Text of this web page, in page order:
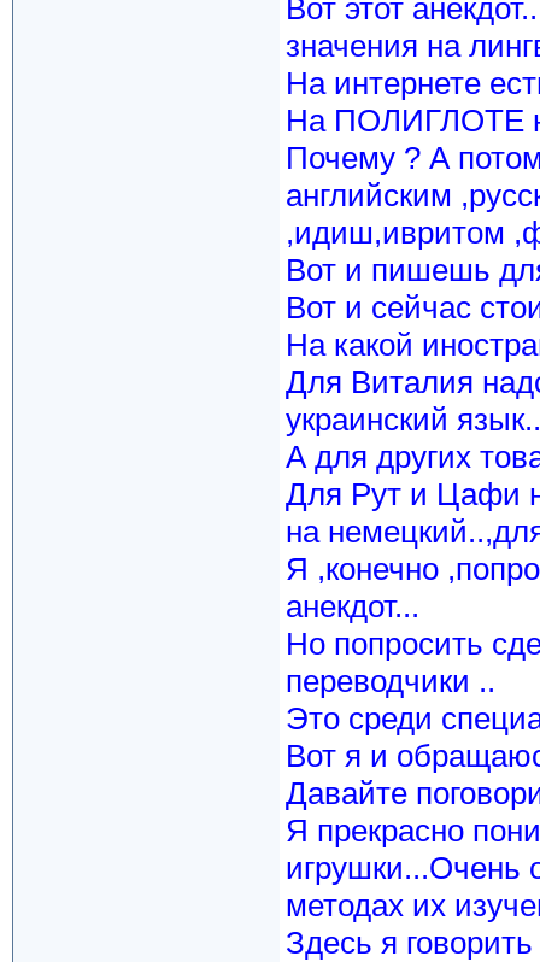
Вот этот
значения на
На интернете
На ПОЛИГЛОТЕ
Почему ? А
английским
,идиш,ивритом
Вот и пишешь
Вот и сейчас
На какой
Для Виталия
украинский
А для других
Для Рут и Цафи
на
Я ,конечно
анекдот...
Но попросить
переводчики ..
Это среди
Вот я и
Давайте
Я прекрасно
игрушки...Очень
методах их
Здесь я